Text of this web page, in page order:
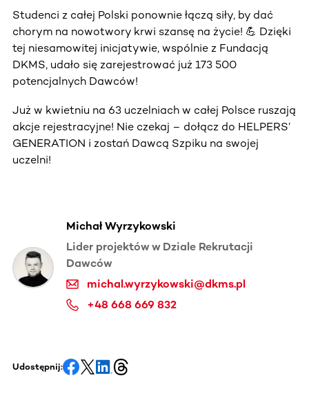
Studenci z całej Polski ponownie łączą siły, by dać
chorym na nowotwory krwi szansę na życie! 💪 Dzięki
tej niesamowitej inicjatywie, wspólnie z Fundacją
DKMS, udało się zarejestrować już 173 500
potencjalnych Dawców!
Już w kwietniu na 63 uczelniach w całej Polsce ruszają
akcje rejestracyjne! Nie czekaj – dołącz do HELPERS’
GENERATION i zostań Dawcą Szpiku na swojej
uczelni!
Michał Wyrzykowski
Lider projektów w Dziale Rekrutacji
Dawców
michal.wyrzykowski@dkms.pl
+48 668 669 832
Udostępnij: